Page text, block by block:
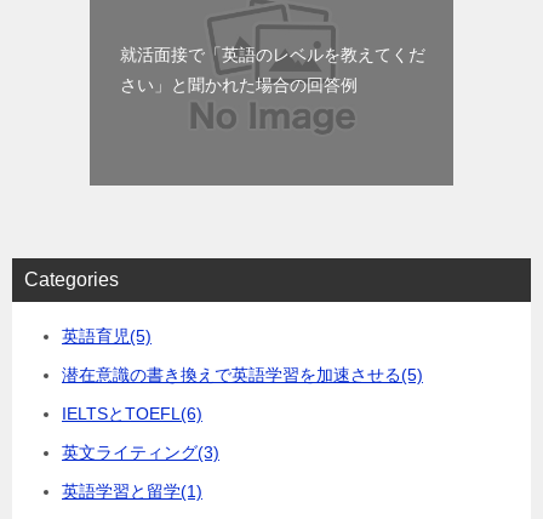
就活面接で「英語のレベルを教えてくだ
さい」と聞かれた場合の回答例
Categories
英語育児(5)
潜在意識の書き換えで英語学習を加速させる(5)
IELTSとTOEFL (6)
英文ライティング(3)
英語学習と留学(1)